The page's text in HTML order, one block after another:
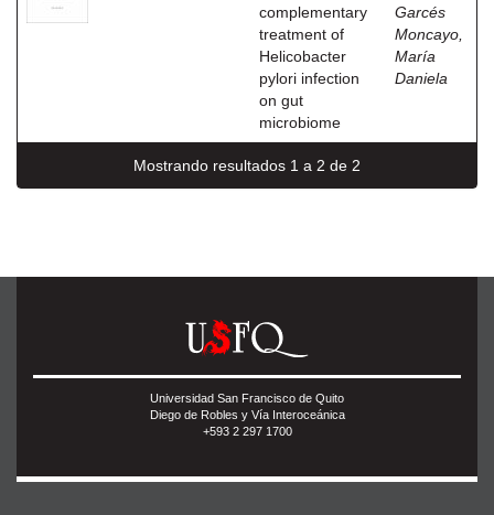
complementary
treatment of
Helicobacter
pylori infection
on gut
microbiome
Garcés
Moncayo,
María
Daniela
Mostrando resultados 1 a 2 de 2
Universidad San Francisco de Quito
Diego de Robles y Vía Interoceánica
+593 2 297 1700